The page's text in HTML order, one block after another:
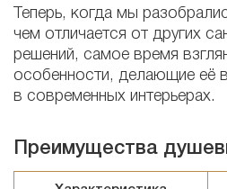
Теперь, когда мы
чем отличается от других
решений, самое время
особенности, делающие её
в современных интерьерах.
Преимущества